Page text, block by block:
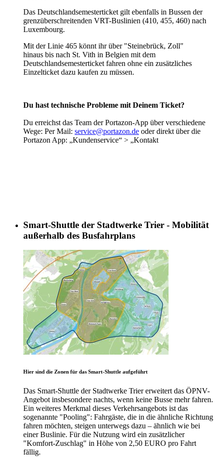
Das Deutschlandsemesterticket gilt ebenfalls in Bussen der
grenzüberschreitenden VRT-Buslinien (410, 455, 460) nach
Luxembourg.
Mit der Linie 465 könnt ihr über "Steinebrück, Zoll"
hinaus bis nach St. Vith in Belgien mit dem
Deutschlandsemesterticket fahren ohne ein zusätzliches
Einzelticket dazu kaufen zu müssen.
Du hast technische Probleme mit Deinem Ticket?
Du erreichst das Team der Portazon-App über verschiedene
Wege: Per Mail: service@portazon.de oder direkt über die
Portazon App: „Kundenservice“ > „Kontakt
Smart-Shuttle der Stadtwerke Trier - Mobilität
außerhalb des Busfahrplans
Hier sind die Zonen für das Smart-Shuttle aufgeführt
Das Smart-Shuttle der Stadtwerke Trier erweitert das ÖPNV-
Angebot insbesondere nachts, wenn keine Busse mehr fahren.
Ein weiteres Merkmal dieses Verkehrsangebots ist das
sogenannte "Pooling": Fahrgäste, die in die ähnliche Richtung
fahren möchten, steigen unterwegs dazu – ähnlich wie bei
einer Buslinie. Für die Nutzung wird ein zusätzlicher
"Komfort-Zuschlag" in Höhe von 2,50 EURO pro Fahrt
fällig.